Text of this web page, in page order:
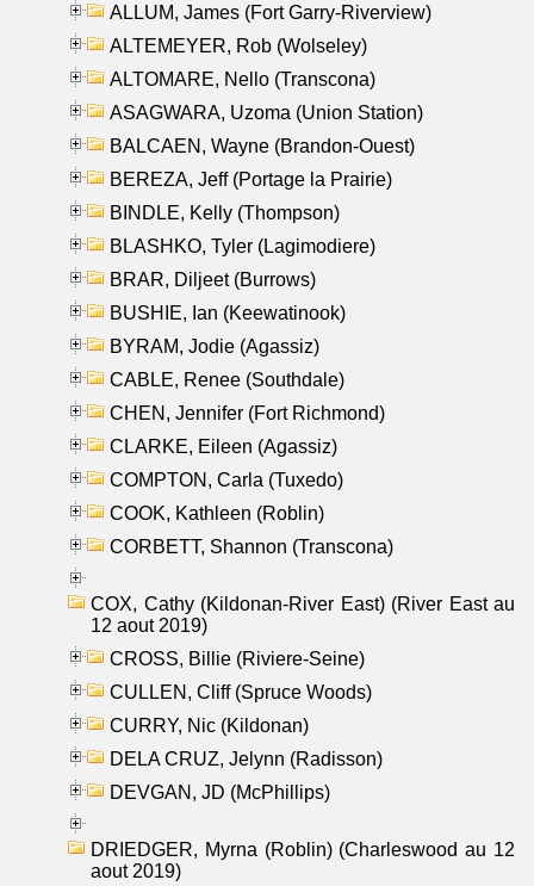
ALLUM, James (Fort Garry-Riverview)
ALTEMEYER, Rob (Wolseley)
ALTOMARE, Nello (Transcona)
ASAGWARA, Uzoma (Union Station)
BALCAEN, Wayne (Brandon-Ouest)
BEREZA, Jeff (Portage la Prairie)
BINDLE, Kelly (Thompson)
BLASHKO, Tyler (Lagimodiere)
BRAR, Diljeet (Burrows)
BUSHIE, Ian (Keewatinook)
BYRAM, Jodie (Agassiz)
CABLE, Renee (Southdale)
CHEN, Jennifer (Fort Richmond)
CLARKE, Eileen (Agassiz)
COMPTON, Carla (Tuxedo)
COOK, Kathleen (Roblin)
CORBETT, Shannon (Transcona)
COX, Cathy (Kildonan-River East) (River East au
12 aout 2019)
CROSS, Billie (Riviere-Seine)
CULLEN, Cliff (Spruce Woods)
CURRY, Nic (Kildonan)
DELA CRUZ, Jelynn (Radisson)
DEVGAN, JD (McPhillips)
DRIEDGER, Myrna (Roblin) (Charleswood au 12
aout 2019)